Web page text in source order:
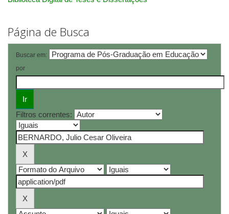
Página de Busca
Buscar em:
por
Filtros correntes: